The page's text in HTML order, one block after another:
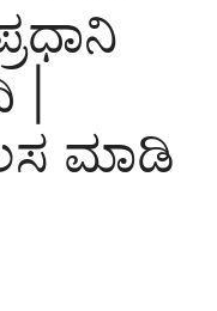
ಮಾಡಿ